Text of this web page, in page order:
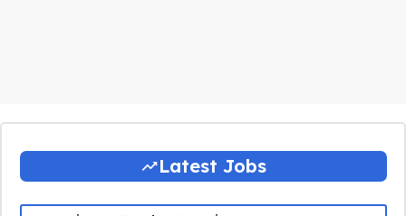
Latest Jobs